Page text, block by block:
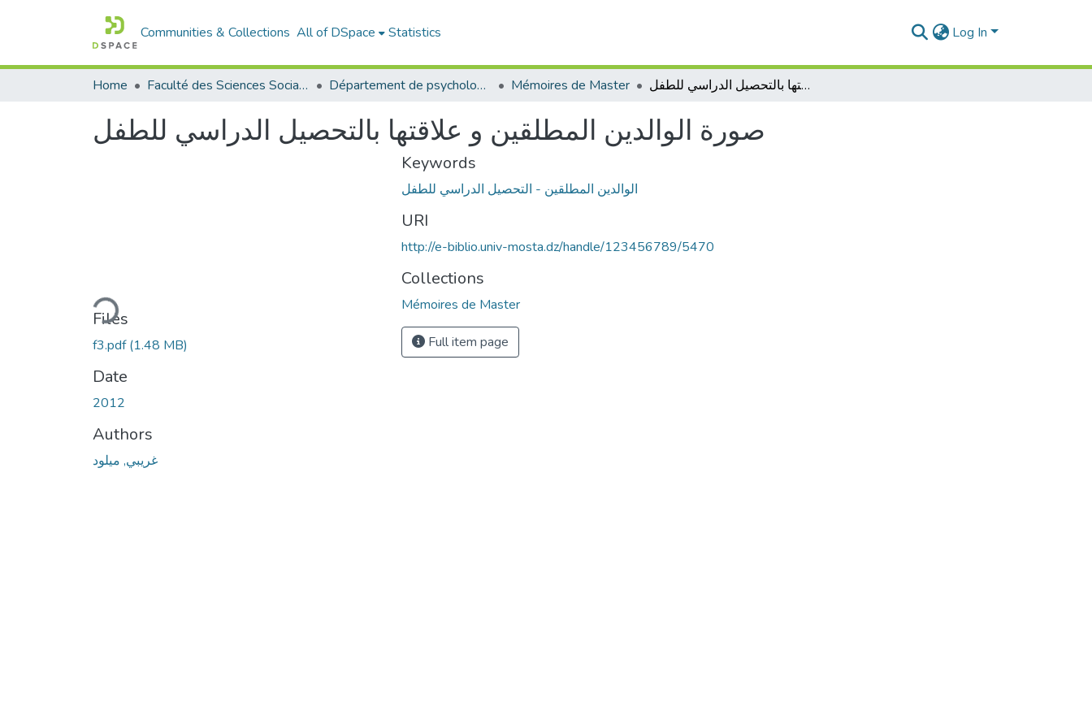
Communities & Collections All of DSpace Statistics Log In
Home Faculté des Sciences Sociales Département de psychologie Mémoires de Master صورة الوالدين المطلقين و علاقتها بالتحصيل الدراسي للطفل
صورة الوالدين المطلقين و علاقتها بالتحصيل الدراسي للطفل
Loading...
Files
f3.pdf(1.48 MB)
Date
2012
Authors
غريبي, ميلود
Keywords
الوالدين المطلقين - التحصيل الدراسي للطفل
URI
http://e-biblio.univ-mosta.dz/handle/123456789/5470
Collections
Mémoires de Master
Full item page